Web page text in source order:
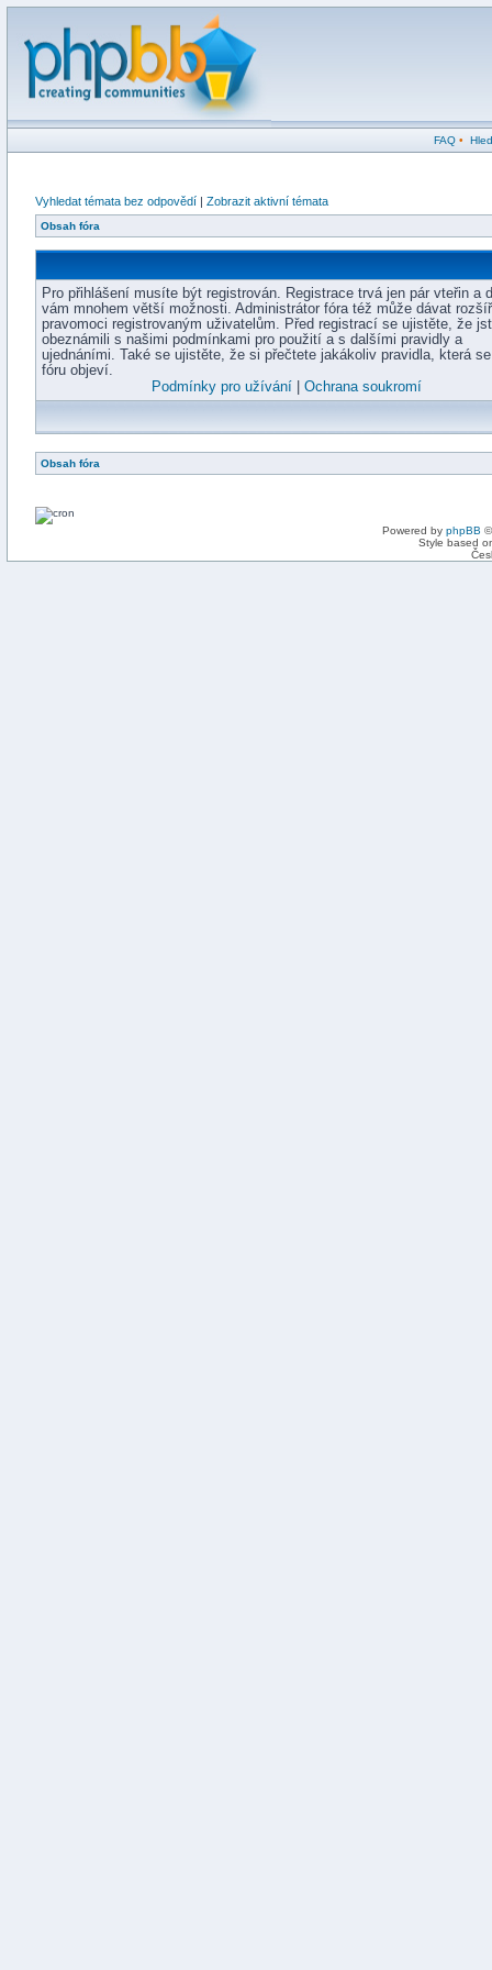
FAQ•
Vyhledat témata bez odpovědí | Zobrazit aktivní témata
Obsah fóra
Pro přihlášení musíte být registrován. Registrace trvá jen pár vteřin a
vám mnohem větší možnosti. Administrátor fóra též může dávat
pravomoci registrovaným uživatelům. Před registrací se ujistěte, že
obeznámili s našimi podmínkami pro použití a s dalšími pravidly a
ujednáními. Také se ujistěte, že si přečtete jakákoliv pravidla, která
fóru objeví.
Podmínky pro užívání
Ochrana soukromí
Obsah fóra
Powered by phpBB
Style based